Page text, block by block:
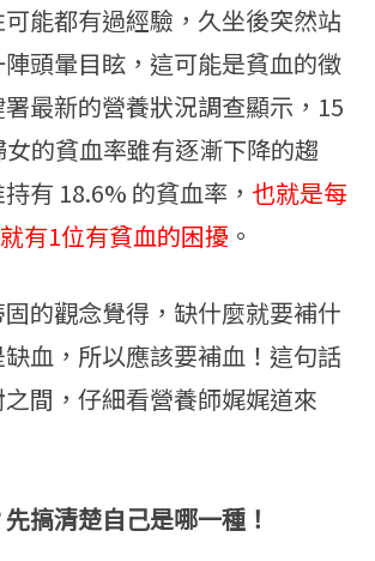
能都有過經驗，久坐後突然站
頭暈目眩，這可能是貧血的徵
最新的營養狀況調查顯示，15
女的貧血率雖有逐漸下降的趨
有 18.6% 的貧血率， 也就是每
有1位有貧血的困擾 。
的觀念覺得，缺什麼就要補什
血，所以應該要補血！這句話
間，仔細看營養師娓娓道來
搞清楚自己是哪一種！